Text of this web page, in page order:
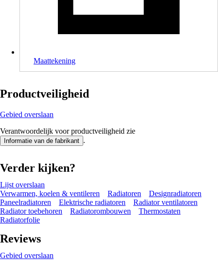
Maattekening
Productveiligheid
Gebied overslaan
Verantwoordelijk voor productveiligheid zie
Informatie van de fabrikant .
Verder kijken?
Lijst overslaan
Verwarmen, koelen & ventileren
Radiatoren
Designradiatoren
Paneelradiatoren
Elektrische radiatoren
Radiator ventilatoren
Radiator toebehoren
Radiatorombouwen
Thermostaten
Radiatorfolie
Reviews
Gebied overslaan